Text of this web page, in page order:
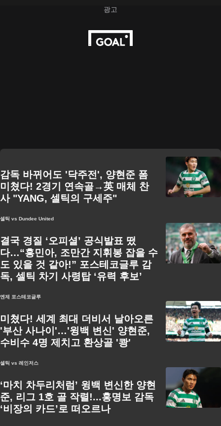
감독 바뀌어도 '닥주전', 양현준 폼
미쳤다! 2경기 연속골→英 매체 찬
사 "YANG, 셀틱의 구세주"
셀틱 vs Dundee United
결국 경질 ‘오피셜’ 공식발표 떴
다…“흥민아, 조만간 지휘봉 잡을 수
도 있을 것 같아!” 포스테코글루 감
독, 셀틱 차기 사령탑 ‘유력 후보’
엔제 포스테코글루
미쳤다! 세계 최대 더비서 날아오른
'부산 사나이'…'윙백 변신' 양현준,
수비수 4명 제치고 환상골 '쾅'
셀틱 vs 레인저스
‘마치 차두리처럼’ 윙백 변신한 양현
준, 리그 1호 골 작렬!...홍명보 감독
‘비장의 카드’로 떠오르나